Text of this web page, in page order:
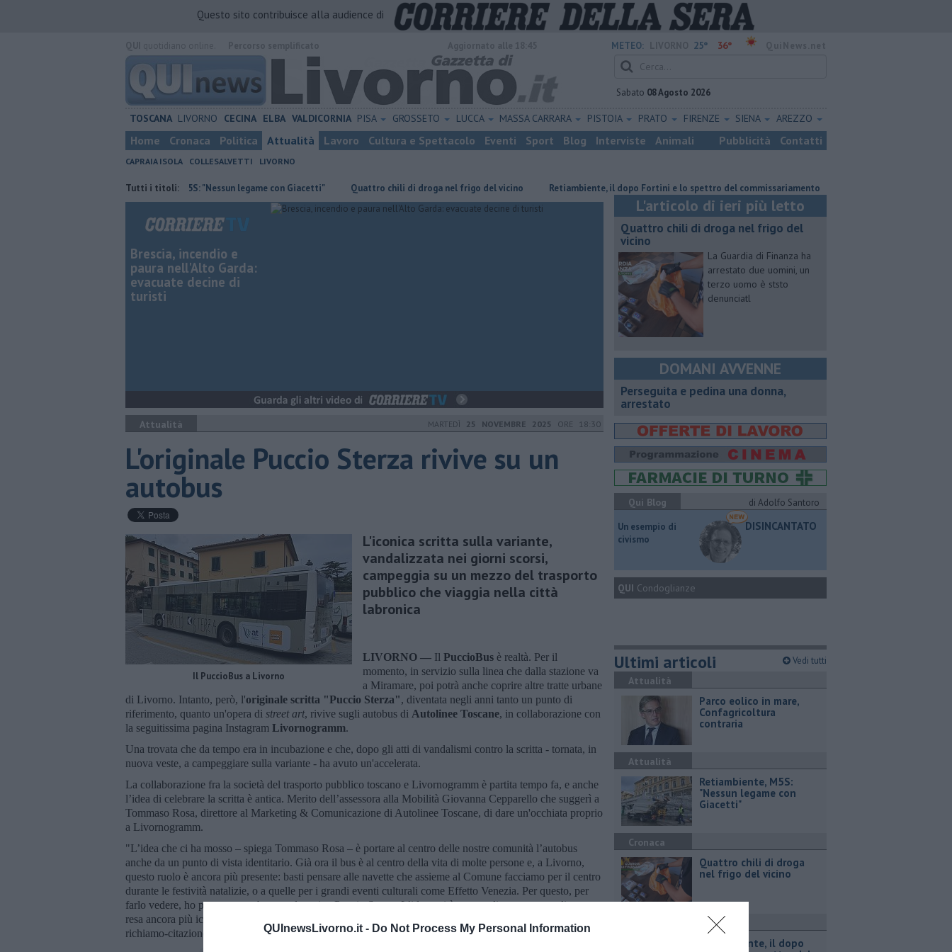
QUInewsLivorno.it - Do Not Process My Personal Information
Questo sito contribuisce alla audience di
METEO: 25° 36°
Sabato 08 Agosto 2026
TOSCANA LIVORNO CECINA ELBA VALDICORNIA PISA GROSSETO LUCCA MASSA CARRARA PISTOIA PRATO FIRENZE SIENA AREZZO
Home Cronaca Politica Attualità Lavoro Cultura e Spettacolo Eventi Sport Blog Interviste Animali Pubblicità Contatti
CAPRAIA ISOLA COLLESALVETTI LIVORNO
Tutti i titoli:
Retiambiente, M5S: "Nessun legame con Giacetti" Quattro chili di droga nel frigo del vicino Retiambiente, il dopo Fortini e lo spettro del commissariamento Parco eolico in mare,
Brescia, incendio e
paura nell'Alto Garda:
evacuate decine di
turisti
Attualità MARTEDÌ 25 NOVEMBRE 2025 ORE 18:30
L'originale Puccio Sterza rivive su un
autobus
Il PuccioBus a Livorno
L'iconica scritta sulla variante,
vandalizzata nei giorni scorsi,
campeggia su un mezzo del trasporto
pubblico che viaggia nella città
labronica
LIVORNO — Il PuccioBus è realtà. Per il
momento, in servizio sulla linea che dalla stazione va
a Miramare, poi potrà anche coprire altre tratte urbane
di Livorno. Intanto, però, l'originale scritta "Puccio Sterza", diventata negli anni tanto un punto di
riferimento, quanto un'opera di street art, rivive sugli autobus di Autolinee Toscane, in collaborazione con
la seguitissima pagina Instagram Livornogramm.
Una trovata che da tempo era in incubazione e che, dopo gli atti di vandalismi contro la scritta - tornata, in
nuova veste, a campeggiare sulla variante - ha avuto un'accelerata.
La collaborazione fra la società del trasporto pubblico toscano e Livornogramm è partita tempo fa, e anche
l’idea di celebrare la scritta è antica. Merito dell’assessora alla Mobilità Giovanna Cepparello che suggerì a
Tommaso Rosa, direttore al Marketing & Comunicazione di Autolinee Toscane, di dare un'occhiata proprio
a Livornogramm.
"L’idea che ci ha mosso – spiega Tommaso Rosa – è portare al centro delle nostre comunità l’autobus
anche da un punto di vista identitario. Già ora il bus è al centro della vita di molte persone e, a Livorno,
questo ruolo è ancora più presente: basti pensare alle navette che assieme al Comune facciamo per il centro
durante le festività natalizie, o a quelle per i grandi eventi culturali come Effetto Venezia. Per questo, per
farlo vedere, ho pensato a un bus con la scritta Puccio Sterza. L’idea poi è stata realizzata e se vogliamo
resa ancora più iconica grazie a Livornogramm e a
richiamo-citazione di Livornogramm, che serve a invitare a usare di più i servizi bus".
L'articolo di ieri più letto
Quattro chili di droga nel frigo del
vicino
La Guardia di Finanza ha
arrestato due uomini, un
terzo uomo è ststo
denunciatl
DOMANI AVVENNE
Perseguita e pedina una donna,
arrestato
Qui Blog
di Adolfo Santoro
​Un esempio di
civismo
DISINCANTATO
QUI Condoglianze
Ultimi articoli Vedi tutti
Attualità
Parco eolico in mare,
Confagricoltura
contraria
Attualità
Retiambiente, M5S:
"Nessun legame con
Giacetti"
Cronaca
Quattro chili di droga
nel frigo del vicino
Retiambiente, il dopo